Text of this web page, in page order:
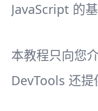
JavaScript 的基
本教程只向您
DevTools 还提